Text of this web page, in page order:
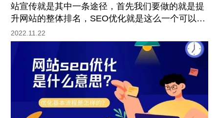
站宣传就是其中一条途径，首先我们要做的就是提
升网站的整体排名，SEO优化就是这么一个可以帮
助企业网站提高知名度的方法，或许很多站长会
问，SEO优化怎么做才能够达到预期的效果呢?下
面就来为大家分享一些个人的小小心得，当然只是
一些简单级别的，欢迎SEO界大佬一起来探讨~
一、SEO优化之关键词 网站优化主要是经过关键词
排名完成的，网站每个页面的标题、描述、关键词
内容必须要完善，这些关键词能够简略分为****关
键词、二级关键词、长尾关键词。关键词合理布局
2022.11.22